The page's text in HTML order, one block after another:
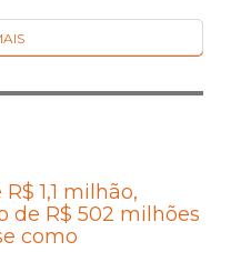
1,1 milhão,
de R$ 502 milhões
como